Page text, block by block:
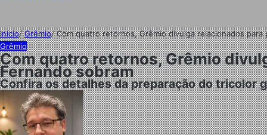
Início/Grêmio/Com quatro retornos, Grêmio divulga relacionados
Grêmio
Com quatro retornos, Grêmio
Fernando sobram
Confira os detalhes da preparação do tricolor